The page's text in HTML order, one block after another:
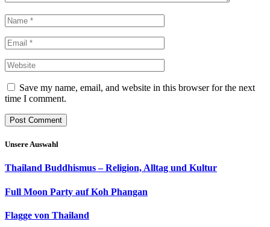
Save my name, email, and website in this browser for the next
time I comment.
Unsere Auswahl
Thailand Buddhismus – Religion, Alltag und Kultur
Full Moon Party auf Koh Phangan
Flagge von Thailand